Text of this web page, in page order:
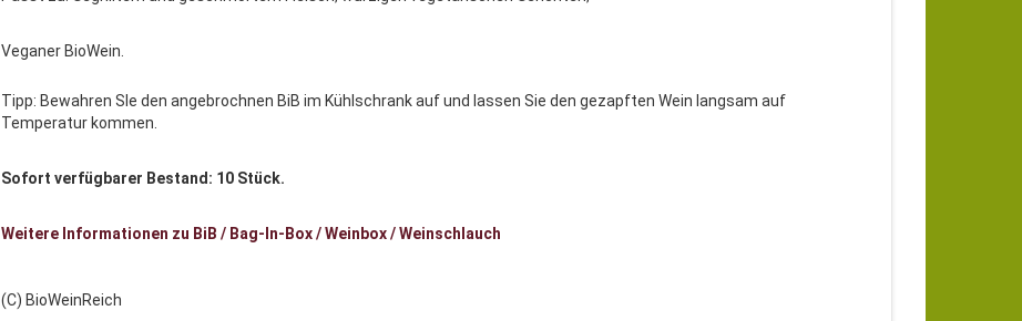
Veganer BioWein.
Tipp: Bewahren SIe den angebrochnen BiB im Kühlschrank auf und lassen Sie den gezapften Wein langsam auf
Temperatur kommen.
Sofort verfügbarer Bestand: 10 Stück.
Weitere Informationen zu BiB / Bag-In-Box / Weinbox / Weinschlauch
(C) BioWeinReich